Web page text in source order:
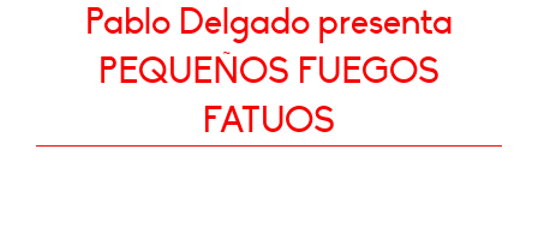
Pablo Delgado presenta
PEQUEÑOS FUEGOS
FATUOS